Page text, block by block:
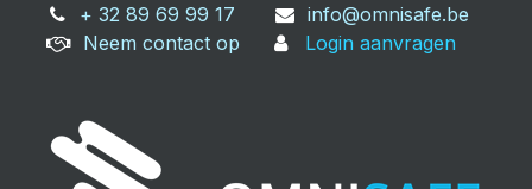
+ 32 89 69 99 17
info@omnisafe.be
Neem contact op
Login aanvragen